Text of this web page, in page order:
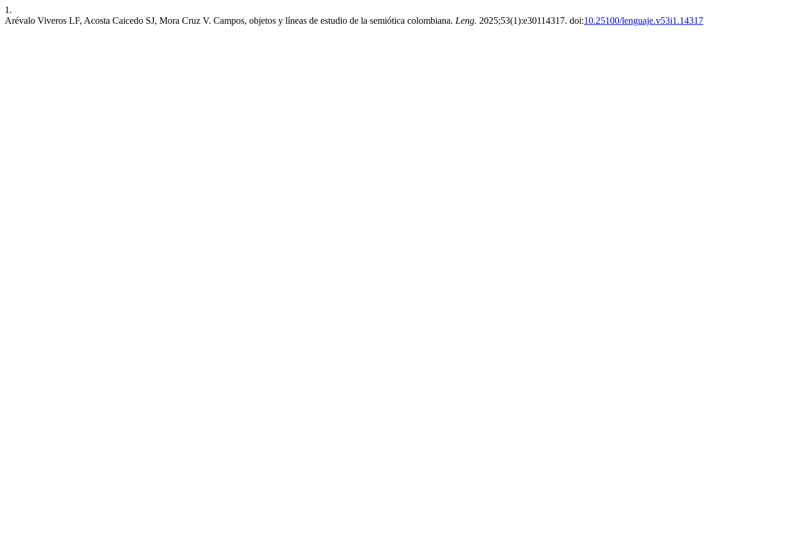
1.
Arévalo Viveros LF, Acosta Caicedo SJ, Mora Cruz V. Campos, objetos y líneas de estudio de la semiótica colombiana. Leng. 2025;53(1):e30114317. doi:10.25100/lenguaje.v53i1.14317